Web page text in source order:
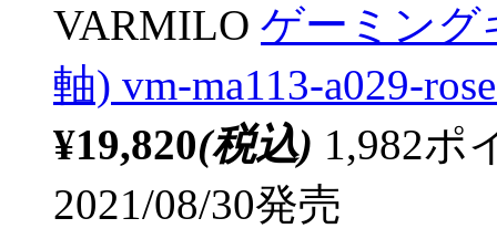
VARMILO ゲーミング
軸) vm-ma113-a029-
¥19,820(税込) 1,982ポ
2021/08/30発売